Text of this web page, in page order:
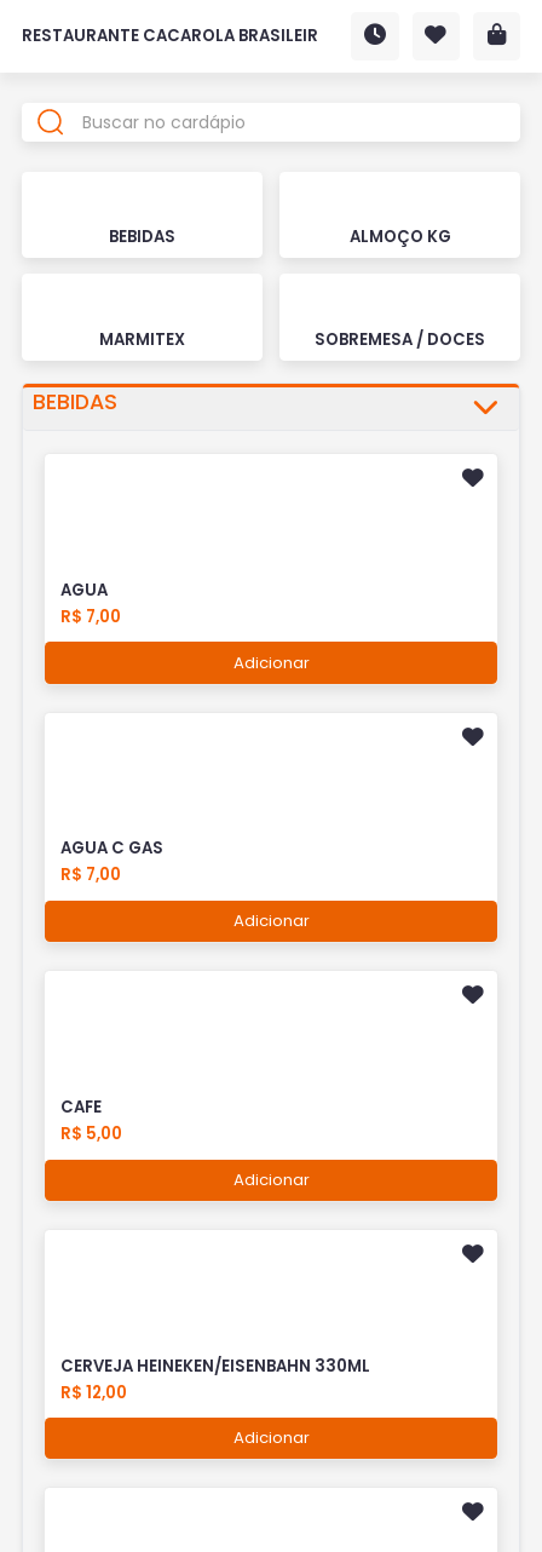
RESTAURANTE CACAROLA BRASILEIR
BEBIDAS ALMOÇO KG
MARMITEX SOBREMESA / DOCES
BEBIDAS
AGUA
R$ 7,00
Adicionar
AGUA C GAS
R$ 7,00
Adicionar
CAFE
R$ 5,00
Adicionar
CERVEJA HEINEKEN/EISENBAHN 330ML
R$ 12,00
Adicionar